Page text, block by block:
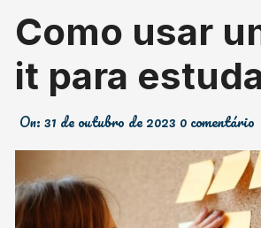
Como usar
it para
On:31 de outubro de 2023 0 comentário